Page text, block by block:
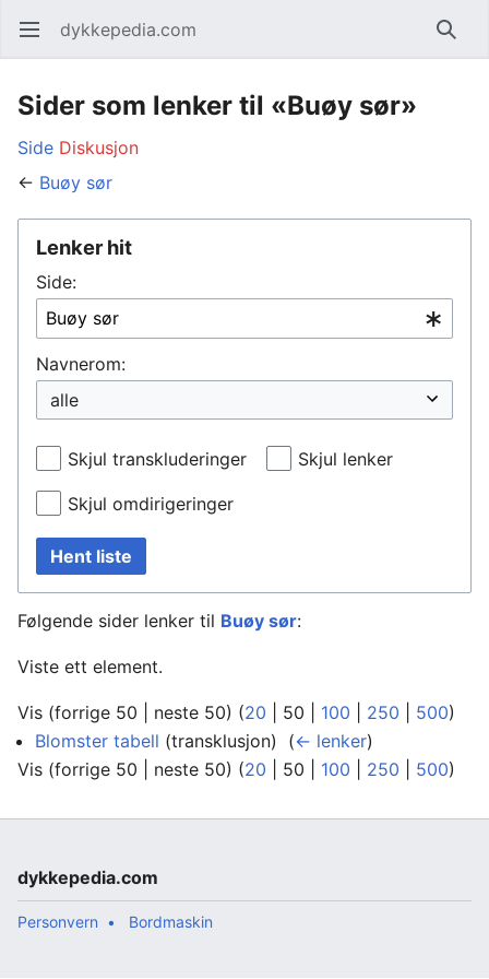
Åpne hovedmenyen dykkepedia.com Søk
Sider som lenker til «Buøy sør»
Side Diskusjon
← Buøy sør
Lenker hit
Side:
Navnerom:
Skjul transkluderinger Skjul lenker
Skjul omdirigeringer
Hent liste
Følgende sider lenker til Buøy sør:
Viste ett element.
Vis (forrige 50 neste 50) (20 50 100 250 500)
Blomster tabell (transklusjon) ‎ (← lenker)
Vis (forrige 50 neste 50) (20 50 100 250 500)
dykkepedia.com
Personvern Bordmaskin